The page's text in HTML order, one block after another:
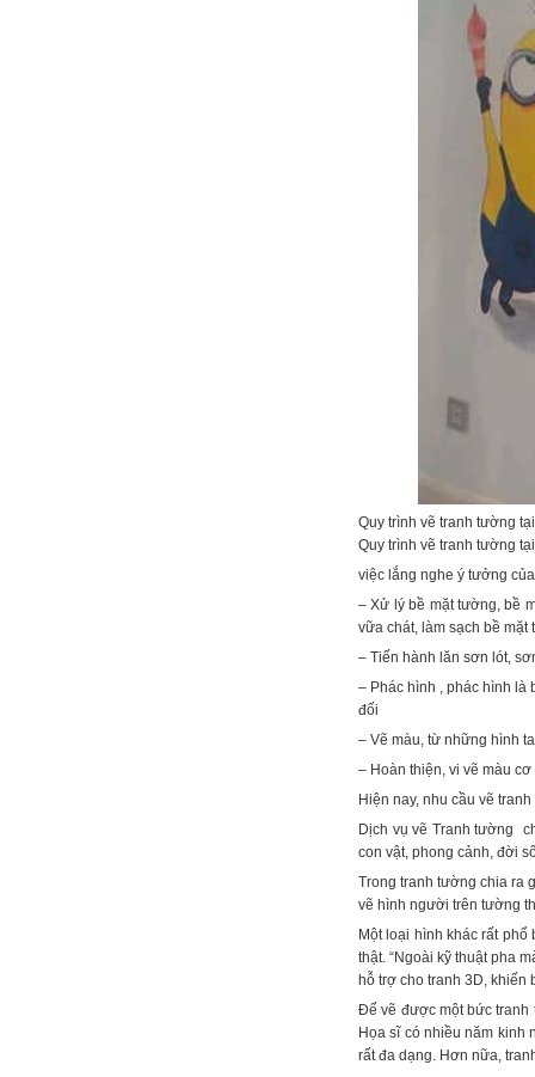
Quy trình vẽ tranh tường
Quy trình vẽ tranh tường
việc lắng nghe ý tưởng
– Xử lý bề mặt tường, bề
vữa chát, làm sạch bề mặt
– Tiến hành lăn sơn lót,
– Phác hình , phác hình là
đối
– Vẽ màu, từ những hình
– Hoàn thiện, vi vẽ màu
Hiện nay, nhu cầu vẽ
Dịch vụ vẽ Tranh tường
con vật, phong cảnh, đời
Trong tranh tường chia ra
vẽ hình người trên tường
Một loại hình khác rất
thật. “Ngoài kỹ thuật pha
hỗ trợ cho tranh 3D, khiến
Để vẽ được một bức tranh
Họa sĩ có nhiều năm kinh
rất đa dạng. Hơn nữa,